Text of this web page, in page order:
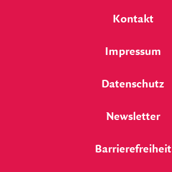
Seite
Kontakt
Impressum
Datenschutz
Newsletter
Barrierefreiheit